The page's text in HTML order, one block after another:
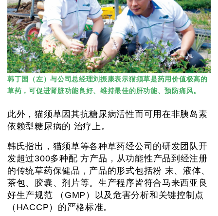
韩丁国（左）与公司总经理刘振康表示猫须草是药用价值极高的
草药，可促进肾脏功能良好、维持最佳的肝功能、预防痛风。
此外，猫须草因其抗糖尿病活性而可用在非胰岛素
依赖型糖尿病的 治疗上。
韩氏指出，猫须草等各种草药经公司的研发团队开
发超过300多种配 方产品，从功能性产品到经注册
的传统草药保健品，产品的形式包括粉 末、液体、
茶包、胶囊、剂片等。生产程序皆符合马来西亚良
好生产规范 （GMP）以及危害分析和关键控制点
（HACCP）的严格标准。